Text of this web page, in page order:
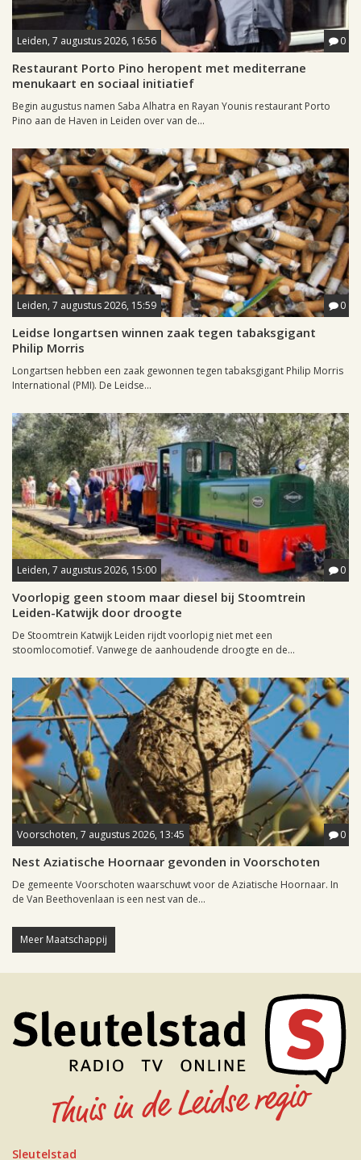
Leiden, 7 augustus 2026, 16:56 0
Restaurant Porto Pino heropent met mediterrane
menukaart en sociaal initiatief
Begin augustus namen Saba Alhatra en Rayan Younis restaurant Porto
Pino aan de Haven in Leiden over van de...
Leiden, 7 augustus 2026, 15:59 0
Leidse longartsen winnen zaak tegen tabaksgigant
Philip Morris
Longartsen hebben een zaak gewonnen tegen tabaksgigant Philip Morris
International (PMI). De Leidse...
Leiden, 7 augustus 2026, 15:00 0
Voorlopig geen stoom maar diesel bij Stoomtrein
Leiden-Katwijk door droogte
De Stoomtrein Katwijk Leiden rijdt voorlopig niet met een
stoomlocomotief. Vanwege de aanhoudende droogte en de...
Voorschoten, 7 augustus 2026, 13:45 0
Nest Aziatische Hoornaar gevonden in Voorschoten
De gemeente Voorschoten waarschuwt voor de Aziatische Hoornaar. In
de Van Beethovenlaan is een nest van de...
Meer Maatschappij
Sleutelstad